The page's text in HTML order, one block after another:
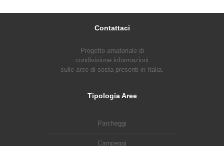
Contattaci
Progetto amatoriale di
condivisione informazioni
sulle aree di sosta presenti in Italia.
Tipologia Aree
Parcheggi
Campeggi